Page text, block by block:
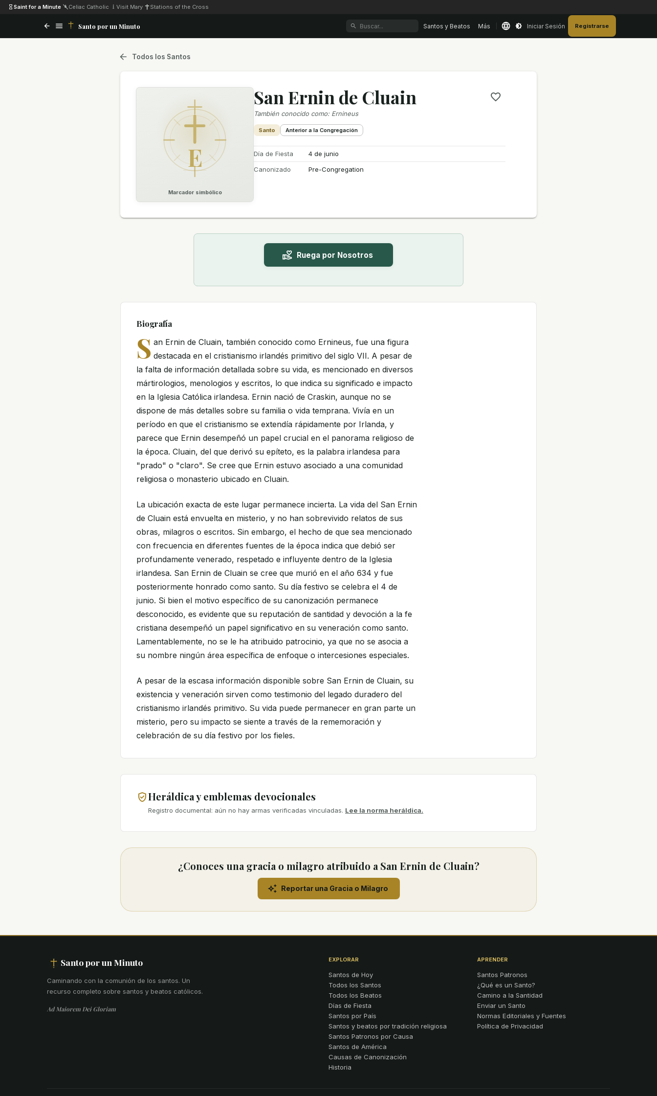
Saint for a Minute Celiac Catholic Visit Mary Stations of the Cross
Santo por un Minuto Santos y Beatos Más Iniciar Sesión Registrarse
Todos los Santos
E
Marcador simbólico
San Ernin de Cluain
También conocido como: Ernineus
Santo Anterior a la Congregación
Día de Fiesta
4 de junio
Canonizado
Pre-Congregation
Ruega por Nosotros
Biografía
S an Ernin de Cluain, también conocido como Ernineus, fue una figura
destacada en el cristianismo irlandés primitivo del siglo VII. A pesar de
la falta de información detallada sobre su vida, es mencionado en diversos
mártirologios, menologios y escritos, lo que indica su significado e impacto
en la Iglesia Católica irlandesa. Ernin nació de Craskin, aunque no se
dispone de más detalles sobre su familia o vida temprana. Vivía en un
período en que el cristianismo se extendía rápidamente por Irlanda, y
parece que Ernin desempeñó un papel crucial en el panorama religioso de
la época. Cluain, del que derivó su epíteto, es la palabra irlandesa para
"prado" o "claro". Se cree que Ernin estuvo asociado a una comunidad
religiosa o monasterio ubicado en Cluain.
La ubicación exacta de este lugar permanece incierta. La vida del San Ernin
de Cluain está envuelta en misterio, y no han sobrevivido relatos de sus
obras, milagros o escritos. Sin embargo, el hecho de que sea mencionado
con frecuencia en diferentes fuentes de la época indica que debió ser
profundamente venerado, respetado e influyente dentro de la Iglesia
irlandesa. San Ernin de Cluain se cree que murió en el año 634 y fue
posteriormente honrado como santo. Su día festivo se celebra el 4 de
junio. Si bien el motivo específico de su canonización permanece
desconocido, es evidente que su reputación de santidad y devoción a la fe
cristiana desempeñó un papel significativo en su veneración como santo.
Lamentablemente, no se le ha atribuido patrocinio, ya que no se asocia a
su nombre ningún área específica de enfoque o intercesiones especiales.
A pesar de la escasa información disponible sobre San Ernin de Cluain, su
existencia y veneración sirven como testimonio del legado duradero del
cristianismo irlandés primitivo. Su vida puede permanecer en gran parte un
misterio, pero su impacto se siente a través de la rememoración y
celebración de su día festivo por los fieles.
Heráldica y emblemas devocionales
Registro documental: aún no hay armas verificadas vinculadas. Lee la norma heráldica.
¿Conoces una gracia o milagro atribuido a San Ernin de Cluain?
Reportar una Gracia o Milagro
Santo por un Minuto
Caminando con la comunión de los santos. Un
recurso completo sobre santos y beatos católicos.
Ad Maiorem Dei Gloriam
EXPLORAR
Santos de Hoy
Todos los Santos
Todos los Beatos
Días de Fiesta
Santos por País
Santos y beatos por tradición religiosa
Santos Patronos por Causa
Santos de América
Causas de Canonización
Historia
APRENDER
Santos Patronos
¿Qué es un Santo?
Camino a la Santidad
Enviar un Santo
Normas Editoriales y Fuentes
Política de Privacidad